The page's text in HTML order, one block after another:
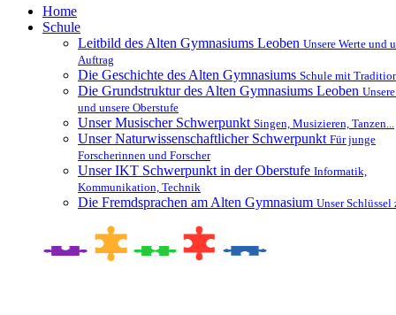
Home
Schule
Leitbild des Alten Gymnasiums Leoben Unsere Werte und
Auftrag
Die Geschichte des Alten Gymnasiums Schule mit
Die Grundstruktur des Alten Gymnasiums Leoben
und unsere Oberstufe
Unser Musischer Schwerpunkt Singen, Musizieren, Tanzen...
Unser Naturwissenschaftlicher Schwerpunkt Für junge
Forscherinnen und Forscher
Unser IKT Schwerpunkt in der Oberstufe Informatik,
Kommunikation, Technik
Die Fremdsprachen am Alten Gymnasium Unser Schlüssel